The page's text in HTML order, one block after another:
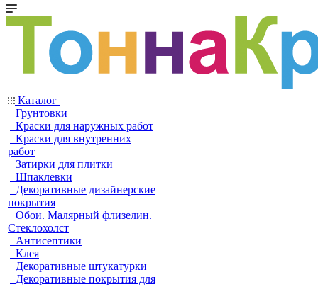
Каталог
Грунтовки
Краски для наружных работ
Краски для внутренних
работ
Затирки для плитки
Шпаклевки
Декоративные дизайнерские
покрытия
Обои. Малярный флизелин.
Стеклохолст
Антисептики
Клея
Декоративные штукатурки
Декоративные покрытия для